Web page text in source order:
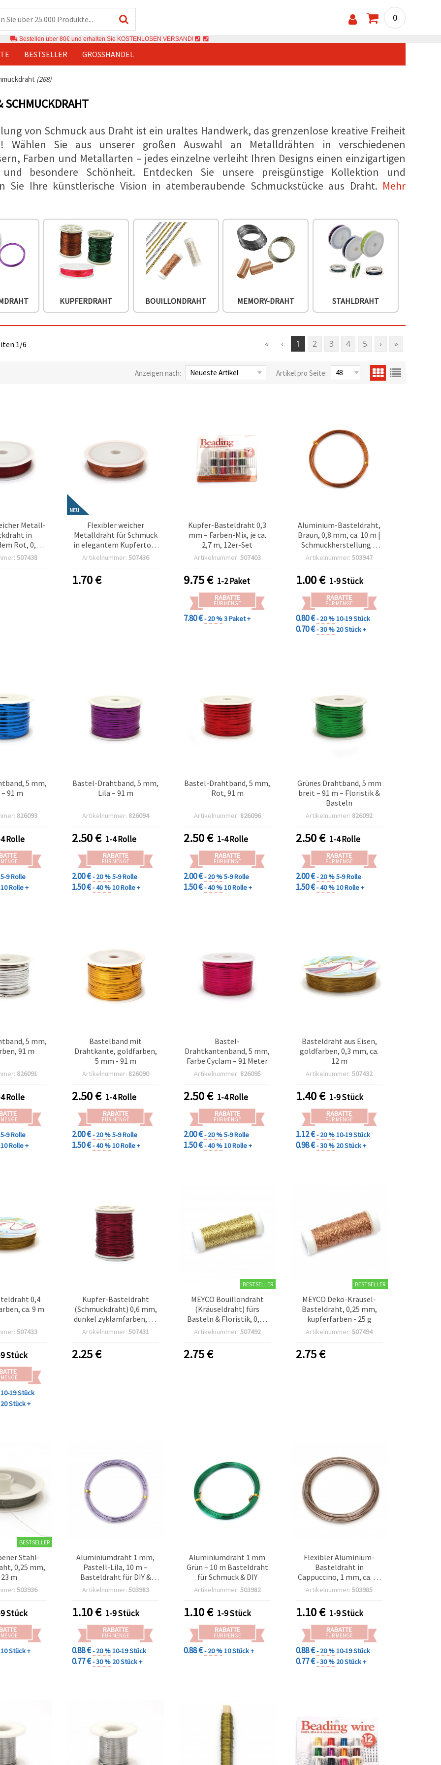
0
Bestellen über 80€ und erhalten Sie KOSTENLOSEN VERSAND!
BESTSELLER GROSSHANDEL
(268)
SCHMUCKDRAHT
von Schmuck aus Draht ist ein uraltes Handwerk, das grenzenlose kreative Freiheit
Wählen Sie aus unserer großen Auswahl an Metalldrähten in verschiedenen
Farben und Metallarten – jedes einzelne verleiht Ihren Designs einen einzigartigen
und besondere Schönheit. Entdecken Sie unsere preisgünstige Kollektion und
Sie Ihre künstlerische Vision in atemberaubende Schmuckstücke aus Draht. Mehr
KUPFERDRAHT BOUILLONDRAHT MEMORY-DRAHT STAHLDRAHT
« ‹ 1 2 3 4 5 › »
1/6
Anzeigen nach: Artikel pro Seite:
Metall-
in
Rot, 0,4
– ideal für
507438
NEU
Flexibler weicher
Metalldraht für Schmuck
in elegantem Kupferton,
0,4 mm x 50 m – ideal für
kreative DIY-Designs
Artikelnummer: 507436
1.70€
Kupfer-Basteldraht 0,3
mm – Farben-Mix, je ca.
2,7 m, 12er-Set
Artikelnummer: 507403
9.75€ 1-2 Paket
RABATTE
FÜR MENGE
7.80 €- 20 %3 Paket +
Aluminium-Basteldraht,
Braun, 0,8 mm, ca. 10 m |
Schmuckherstellung &
DIY-Basteln
Artikelnummer:503947
1.00€ 1-9 Stück
RABATTE
FÜR MENGE
0.80 €- 20 %10-19 Stück
0.70 €- 30 % 20 Stück +
5 mm,
91 m
826093
Rolle
5-9 Rolle
10 Rolle +
Bastel-Drahtband, 5 mm,
Lila – 91 m
Artikelnummer: 826094
2.50€ 1-4 Rolle
RABATTE
FÜR MENGE
2.00 €- 20 %5-9 Rolle
1.50 €- 40 %10 Rolle +
Bastel-Drahtband, 5 mm,
Rot, 91 m
Artikelnummer: 826096
2.50€ 1-4 Rolle
RABATTE
FÜR MENGE
2.00 €- 20 %5-9 Rolle
1.50 €- 40 %10 Rolle +
Grünes Drahtband, 5 mm
breit – 91 m – Floristik &
Basteln
Artikelnummer: 826092
2.50€ 1-4 Rolle
RABATTE
FÜR MENGE
2.00 €- 20 %5-9 Rolle
1.50 €- 40 %10 Rolle +
5 mm,
91 m
826091
Rolle
5-9 Rolle
10 Rolle +
Bastelband mit
Drahtkante, goldfarben,
5 mm - 91 m
Artikelnummer: 826090
2.50€ 1-4 Rolle
RABATTE
FÜR MENGE
2.00 €- 20 %5-9 Rolle
1.50 €- 40 %10 Rolle +
Bastel-
Drahtkantenband, 5 mm,
Farbe Cyclam – 91 Meter
Artikelnummer: 826095
2.50€ 1-4 Rolle
RABATTE
FÜR MENGE
2.00 €- 20 %5-9 Rolle
1.50 €- 40 %10 Rolle +
Basteldraht aus Eisen,
goldfarben, 0,3 mm, ca.
12 m
Artikelnummer:507432
1.40€ 1-9 Stück
RABATTE
FÜR MENGE
1.12 €- 20 %10-19 Stück
0.98 €- 30 % 20 Stück +
0,4
ca. 9 m
507433
Stück
10-19 Stück
20 Stück +
Kupfer-Basteldraht
(Schmuckdraht) 0,6 mm,
dunkel zyklamfarben, ca.
12 m
Artikelnummer: 507431
2.25€
BESTSELLER
MEYCO Bouillondraht
(Kräuseldraht) fürs
Basteln & Floristik, 0,25
mm, goldfarben, 25 g
Artikelnummer: 507492
2.75€
BESTSELLER
MEYCO Deko-Kräusel-
Basteldraht, 0,25 mm,
kupferfarben - 25 g
Artikelnummer:507494
2.75€
BESTSELLER
Stahl-
0,25 mm,
m
503936
Stück
10 Stück +
Aluminiumdraht 1 mm,
Pastell-Lila, 10 m –
Basteldraht für DIY &
Schmuck
Artikelnummer: 503983
1.10€ 1-9 Stück
RABATTE
FÜR MENGE
0.88 €- 20 %10-19 Stück
0.77 €- 30 % 20 Stück +
Aluminiumdraht 1 mm
Grün – 10 m Basteldraht
für Schmuck & DIY
Artikelnummer: 503982
1.10€ 1-9 Stück
RABATTE
FÜR MENGE
0.88 €- 20 %10 Stück +
Flexibler Aluminium-
Basteldraht in
Cappuccino, 1 mm, ca. 10
m – ideal für
kreative Bastelprojekte
Artikelnummer:503985
1.10€ 1-9 Stück
RABATTE
FÜR MENGE
0.88 €- 20 %10-19 Stück
0.77 €- 30 % 20 Stück +